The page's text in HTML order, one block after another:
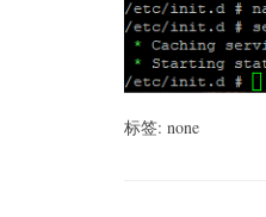
标签: none